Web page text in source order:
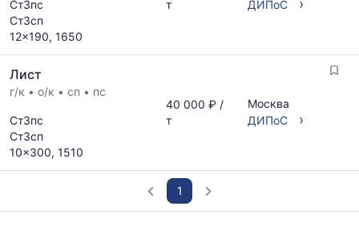
Ст3пс
Ст3сп
12x190, 1650
т
ДИПоС
›
Лист
г/к • о/к • сп • пс
Ст3пс
Ст3сп
10x300, 1510
40 000 ₽ /
т
Москва
ДИПоС
›
1